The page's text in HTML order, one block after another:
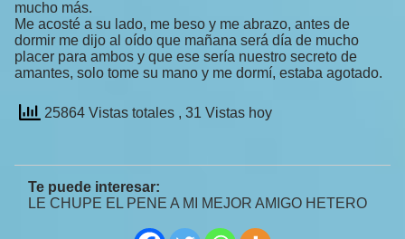
mucho más.
Me acosté a su lado, me beso y me abrazo, antes de
dormir me dijo al oído que mañana será día de mucho
placer para ambos y que ese sería nuestro secreto de
amantes, solo tome su mano y me dormí, estaba agotado.
25864 Vistas totales , 31 Vistas hoy
Te puede interesar:
LE CHUPE EL PENE A MI MEJOR AMIGO HETERO